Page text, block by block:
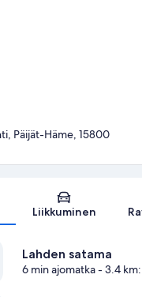
Kartta
Päijät-Häme, 15800
Liikkuminen
Lahden satama
6 min ajomatka- 3.4